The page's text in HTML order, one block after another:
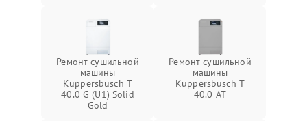
Ремонт сушильной
машины
Kuppersbusch T
40.0 G (U1) Solid
Gold
Ремонт сушильной
машины
Kuppersbusch T
40.0 AT